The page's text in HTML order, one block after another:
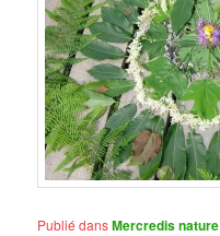
Publié dansMercredis nature